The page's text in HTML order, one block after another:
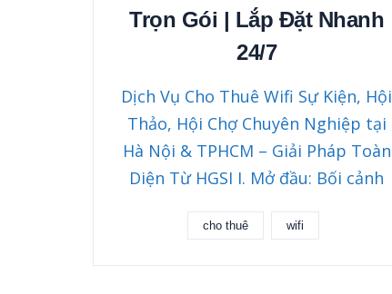
Trọn Gói | Lắp Đặt Nhanh
24/7
Dịch Vụ Cho Thuê Wifi Sự Kiện, Hội
Thảo, Hội Chợ Chuyên Nghiệp tại
Hà Nội & TPHCM – Giải Pháp Toàn
Diện Từ HGSI I. Mở đầu: Bối cảnh
cho thuê wifi